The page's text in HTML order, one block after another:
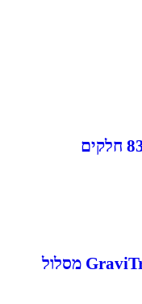
מסלול מכונית חשמלי תלת־ממדי 83 חלקים
ערכת התחלה GraviTrax PRO Vertical מסלול